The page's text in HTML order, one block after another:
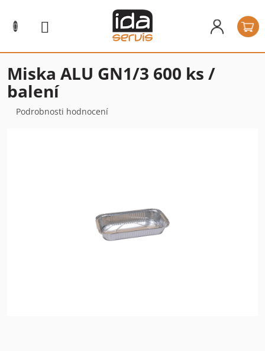
obsah
Miska ALU GN1/3 600 ks /
balení
Průměrné
Podrobnosti hodnocení